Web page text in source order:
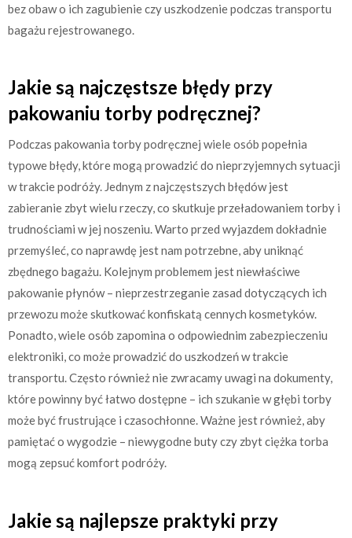
bez obaw o ich zagubienie czy uszkodzenie podczas transportu
bagażu rejestrowanego.
Jakie są najczęstsze błędy przy
pakowaniu torby podręcznej?
Podczas pakowania torby podręcznej wiele osób popełnia
typowe błędy, które mogą prowadzić do nieprzyjemnych sytuacji
w trakcie podróży. Jednym z najczęstszych błędów jest
zabieranie zbyt wielu rzeczy, co skutkuje przeładowaniem torby i
trudnościami w jej noszeniu. Warto przed wyjazdem dokładnie
przemyśleć, co naprawdę jest nam potrzebne, aby uniknąć
zbędnego bagażu. Kolejnym problemem jest niewłaściwe
pakowanie płynów – nieprzestrzeganie zasad dotyczących ich
przewozu może skutkować konfiskatą cennych kosmetyków.
Ponadto, wiele osób zapomina o odpowiednim zabezpieczeniu
elektroniki, co może prowadzić do uszkodzeń w trakcie
transportu. Często również nie zwracamy uwagi na dokumenty,
które powinny być łatwo dostępne – ich szukanie w głębi torby
może być frustrujące i czasochłonne. Ważne jest również, aby
pamiętać o wygodzie – niewygodne buty czy zbyt ciężka torba
mogą zepsuć komfort podróży.
Jakie są najlepsze praktyki przy